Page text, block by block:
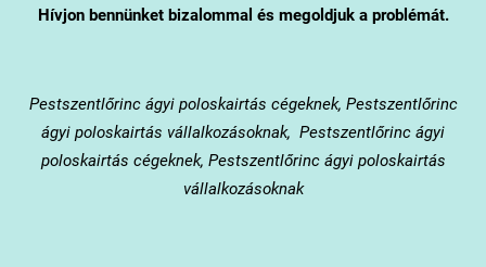
Hívjon bennünket bizalommal és megoldjuk a problémát.
Pestszentlőrincágyi poloskairtás cégeknek, Pestszentlőrinc
ágyi poloskairtás vállalkozásoknak, Pestszentlőrinc ágyi
poloskairtás cégeknek, Pestszentlőrinc ágyi poloskairtás
vállalkozásoknak